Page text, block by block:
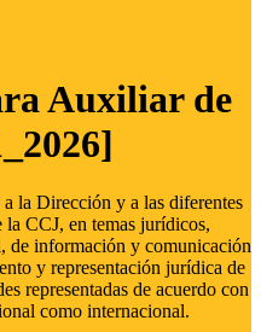
Auxiliar de
la Dirección y a las diferentes
CCJ, en temas jurídicos,
de información y comunicación
y representación jurídica de
representadas de acuerdo con
como internacional.